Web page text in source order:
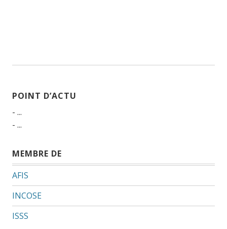
POINT D’ACTU
- ...
- ...
MEMBRE DE
AFIS
INCOSE
ISSS